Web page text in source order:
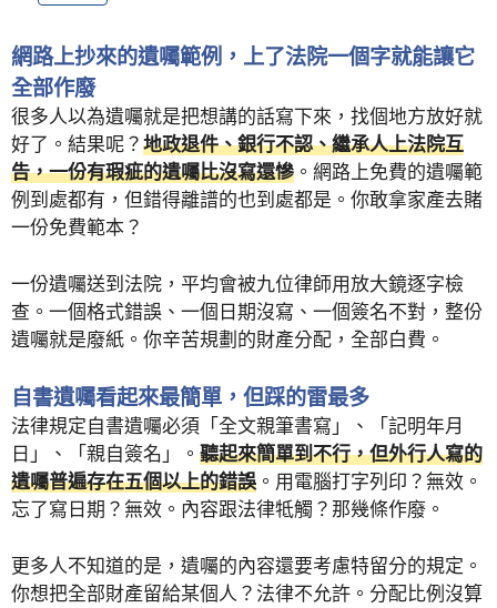
網路上抄來的遺囑範例，上了法院一個字就能讓它
全部作廢
很多人以為遺囑就是把想講的話寫下來，找個地方放好就
好了。結果呢？ 地政退件、銀行不認、繼承人上法院互
告，一份有瑕疵的遺囑比沒寫還慘 。網路上免費的遺囑範
例到處都有，但錯得離譜的也到處都是。你敢拿家產去賭
一份免費範本？
一份遺囑送到法院，平均會被九位律師用放大鏡逐字檢
查。一個格式錯誤、一個日期沒寫、一個簽名不對，整份
遺囑就是廢紙。你辛苦規劃的財產分配，全部白費。
自書遺囑看起來最簡單，但踩的雷最多
法律規定自書遺囑必須「全文親筆書寫」、「記明年月
日」、「親自簽名」。 聽起來簡單到不行，但外行人寫的
遺囑普遍存在五個以上的錯誤 。用電腦打字列印？無效。
忘了寫日期？無效。內容跟法律牴觸？那幾條作廢。
更多人不知道的是，遺囑的內容還要考慮特留分的規定。
你想把全部財產留給某個人？法律不允許。分配比例沒算